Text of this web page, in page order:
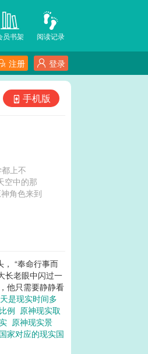
阅读记录
员书架
登录
注册
手机版
上不
空中的那
“奉命行事而
长老眼中闪过一
他只需要静静看
是现实时间多
例 原神现实取
原神现实景
家对应的现实国